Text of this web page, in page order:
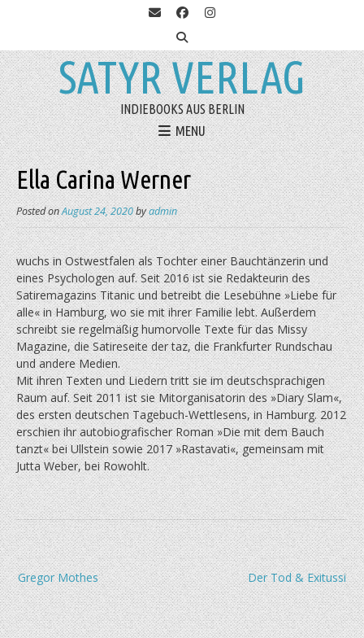
SATYR VERLAG
INDIEBOOKS AUS BERLIN
MENU
Ella Carina Werner
Posted onAugust 24, 2020byadmin
wuchs in Ostwestfalen als Tochter einer Bauchtänzerin und
eines Psychologen auf. Seit 2016 ist sie Redakteurin des
Satiremagazins Titanic und betreibt die Lesebühne »Liebe für
alle« in Hamburg, wo sie mit ihrer Familie lebt. Außerdem
schreibt sie regelmäßig humorvolle Texte für das Missy
Magazine, die Satireseite der taz, die Frankfurter Rundschau
und andere Medien.
Mit ihren Texten und Liedern tritt sie im deutschsprachigen
Raum auf. Seit 2011 ist sie Mit­organisatorin des »Diary Slam«,
des ersten deutschen Tagebuch-Wettlesens, in Hamburg. 2012
erschien ihr autobiografischer Roman »Die mit dem Bauch
tanzt« bei Ullstein sowie 2017 »Rastavati«, gemeinsam mit
Jutta Weber, bei Rowohlt.
Beitragsnavigation
Der Tod & Exitussi
Gregor Mothes